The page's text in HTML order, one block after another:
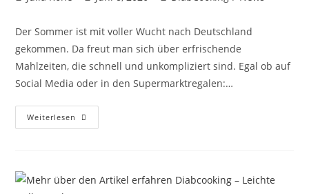
Der Sommer ist mit voller Wucht nach Deutschland
gekommen. Da freut man sich über erfrischende
Mahlzeiten, die schnell und unkompliziert sind. Egal ob auf
Social Media oder in den Supermarktregalen:…
Weiterlesen